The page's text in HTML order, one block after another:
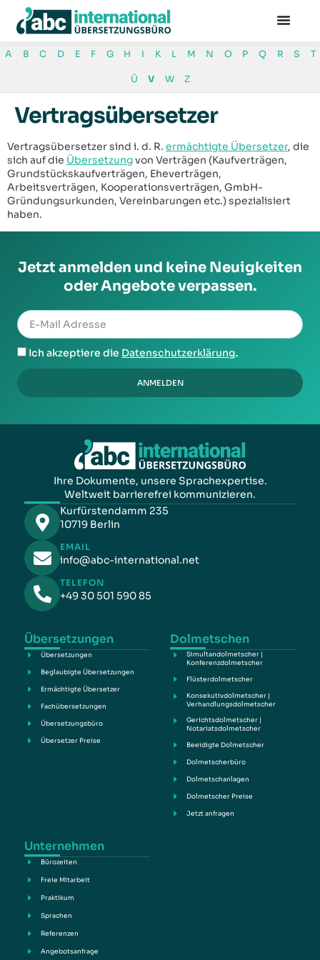
+49 30 501 590 85
A B C D E F G H I K L M N O P Q R S T
Ü V W Z
Vertragsübersetzer
Vertragsübersetzer sind i. d. R. ermächtigte Übersetzer, die
sich auf die Übersetzungvon Verträgen (Kaufverträgen,
Grundstückskaufverträgen, Eheverträgen,
Arbeitsverträgen, Kooperationsverträgen, GmbH-
Gründungsurkunden, Vereinbarungen etc.) spezialisiert
haben.
Jetzt anmelden und keine Neuigkeiten
oder Angebote verpassen.
Ich akzeptiere die Datenschutzerklärung.
ANMELDEN
Ihre Dokumente, unsere Sprachexpertise.
Weltweit barrierefrei kommunizieren.
Kurfürstendamm 235
10719 Berlin
EMAIL
info@abc-international.net
TELEFON
+49 30 501 590 85
Übersetzungen
Übersetzungen
Beglaubigte Übersetzungen
Ermächtigte Übersetzer
Fachübersetzungen
Übersetzungsbüro
Übersetzer Preise
Dolmetschen
Simultandolmetscher |
Konferenzdolmetscher
Flüsterdolmetscher
Konsekutivdolmetscher |
Verhandlungsdolmetscher
Gerichtsdolmetscher |
Notariatsdolmetscher
Beeidigte Dolmetscher
Dolmetscherbüro
Dolmetschanlagen
Dolmetscher Preise
Jetzt anfragen
Unternehmen
Bürozeiten
Freie Mitarbeit
Praktikum
Sprachen
Referenzen
Angebotsanfrage